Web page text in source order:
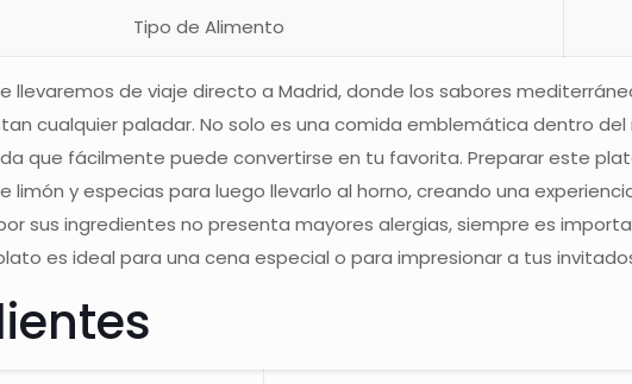
Tipo de Alimento
llevaremos de viaje directo a Madrid, donde los sabores
cualquier paladar. No solo es una comida emblemática dentro
que fácilmente puede convertirse en tu favorita. Preparar este
limón y especias para luego llevarlo al horno, creando una
sus ingredientes no presenta mayores alergias, siempre es
es ideal para una cena especial o para impresionar a tus